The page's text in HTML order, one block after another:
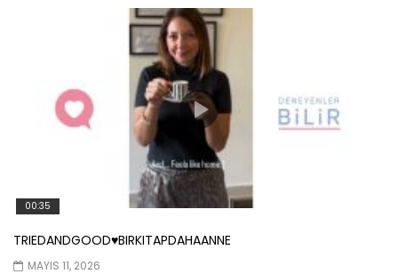
00:35
TRIEDANDGOOD♥️BIRKITAPDAHAANNE
MAYIS 11, 2026